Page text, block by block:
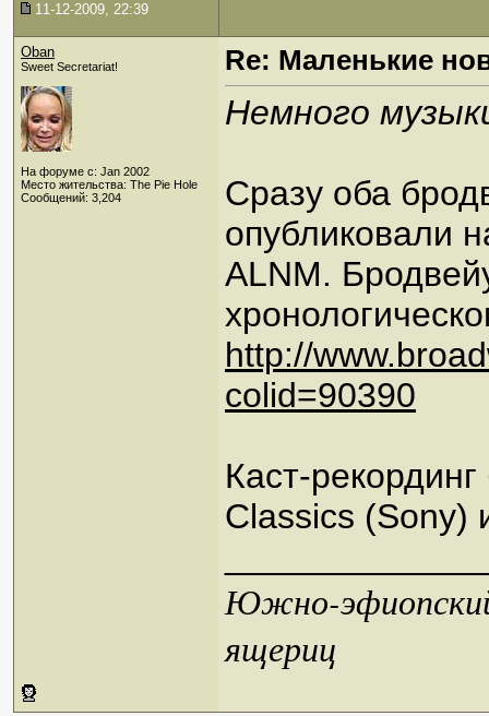
11-12-2009, 22:39
Oban
Sweet Secretariat!
На форуме с: Jan 2002
Место жительства: The Pie Hole
Сообщений: 3,204
Re: Маленькие
Немного
Сразу оба
опубликовали
ALNM.
http://
colid=90390
Каст-
Classics (Sony)
Южно-эфиопский
ящериц